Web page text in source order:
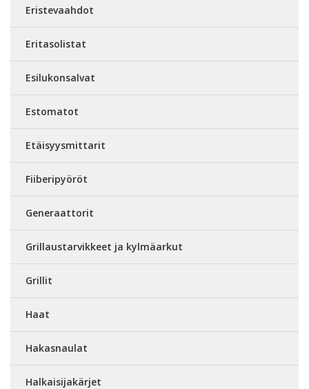
Eristevaahdot
Eritasolistat
Esilukonsalvat
Estomatot
Etäisyysmittarit
Fiiberipyöröt
Generaattorit
Grillaustarvikkeet ja kylmäarkut
Grillit
Haat
Hakasnaulat
Halkaisijakärjet